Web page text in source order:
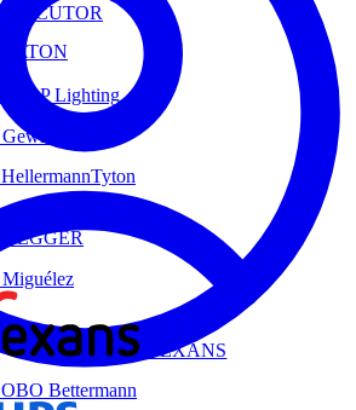
CIRCUTOR
EATON
ETAP Lighting
Gewiss
HellermannTyton
MEGGER
Miguélez
NEXANS
OBO Bettermann